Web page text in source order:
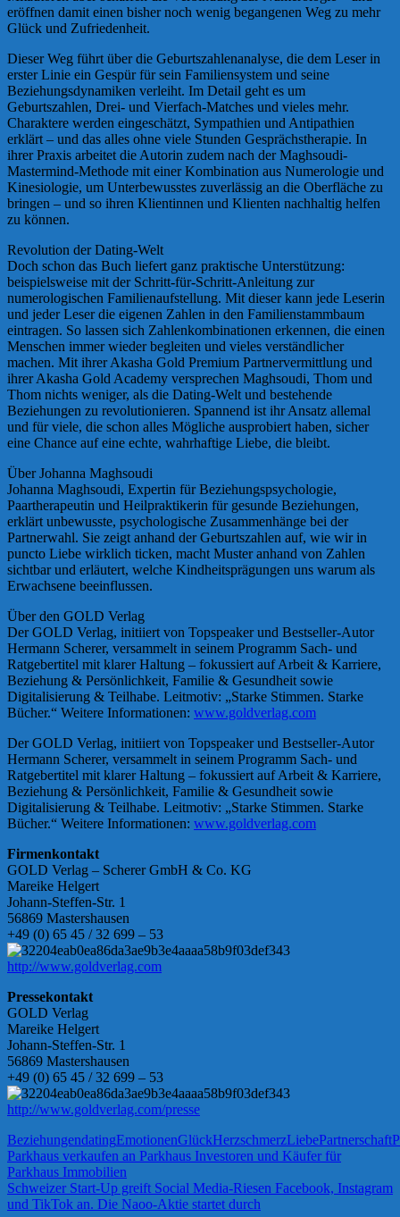
eröffnen damit einen bisher noch wenig begangenen Weg zu mehr
Glück und Zufriedenheit.
Dieser Weg führt über die Geburtszahlenanalyse, die dem Leser in
erster Linie ein Gespür für sein Familiensystem und seine
Beziehungsdynamiken verleiht. Im Detail geht es um
Geburtszahlen, Drei- und Vierfach-Matches und vieles mehr.
Charaktere werden eingeschätzt, Sympathien und Antipathien
erklärt – und das alles ohne viele Stunden Gesprächstherapie. In
ihrer Praxis arbeitet die Autorin zudem nach der Maghsoudi-
Mastermind-Methode mit einer Kombination aus Numerologie und
Kinesiologie, um Unterbewusstes zuverlässig an die Oberfläche zu
bringen – und so ihren Klientinnen und Klienten nachhaltig helfen
zu können.
Revolution der Dating-Welt
Doch schon das Buch liefert ganz praktische Unterstützung:
beispielsweise mit der Schritt-für-Schritt-Anleitung zur
numerologischen Familienaufstellung. Mit dieser kann jede Leserin
und jeder Leser die eigenen Zahlen in den Familienstammbaum
eintragen. So lassen sich Zahlenkombinationen erkennen, die einen
Menschen immer wieder begleiten und vieles verständlicher
machen. Mit ihrer Akasha Gold Premium Partnervermittlung und
ihrer Akasha Gold Academy versprechen Maghsoudi, Thom und
Thom nichts weniger, als die Dating-Welt und bestehende
Beziehungen zu revolutionieren. Spannend ist ihr Ansatz allemal
und für viele, die schon alles Mögliche ausprobiert haben, sicher
eine Chance auf eine echte, wahrhaftige Liebe, die bleibt.
Über Johanna Maghsoudi
Johanna Maghsoudi, Expertin für Beziehungspsychologie,
Paartherapeutin und Heilpraktikerin für gesunde Beziehungen,
erklärt unbewusste, psychologische Zusammenhänge bei der
Partnerwahl. Sie zeigt anhand der Geburtszahlen auf, wie wir in
puncto Liebe wirklich ticken, macht Muster anhand von Zahlen
sichtbar und erläutert, welche Kindheitsprägungen uns warum als
Erwachsene beeinflussen.
Über den GOLD Verlag
Der GOLD Verlag, initiiert von Topspeaker und Bestseller-Autor
Hermann Scherer, versammelt in seinem Programm Sach- und
Ratgebertitel mit klarer Haltung – fokussiert auf Arbeit & Karriere,
Beziehung & Persönlichkeit, Familie & Gesundheit sowie
Digitalisierung & Teilhabe. Leitmotiv: „Starke Stimmen. Starke
Bücher.“ Weitere Informationen: www.goldverlag.com
Der GOLD Verlag, initiiert von Topspeaker und Bestseller-Autor
Hermann Scherer, versammelt in seinem Programm Sach- und
Ratgebertitel mit klarer Haltung – fokussiert auf Arbeit & Karriere,
Beziehung & Persönlichkeit, Familie & Gesundheit sowie
Digitalisierung & Teilhabe. Leitmotiv: „Starke Stimmen. Starke
Bücher.“ Weitere Informationen: www.goldverlag.com
Firmenkontakt
GOLD Verlag – Scherer GmbH & Co. KG
Mareike Helgert
Johann-Steffen-Str. 1
56869 Mastershausen
+49 (0) 65 45 / 32 699 – 53
http://www.goldverlag.com
Pressekontakt
GOLD Verlag
Mareike Helgert
Johann-Steffen-Str. 1
56869 Mastershausen
+49 (0) 65 45 / 32 699 – 53
http://www.goldverlag.com/presse
BeziehungendatingEmotionenGlückHerzschmerzLiebePartnerschaft
Beitragsnavigation
Vorheriger
Beitrag:
Parkhaus verkaufen an Parkhaus Investoren und Käufer für
Parkhaus Immobilien
Nächster
Beitrag:
Schweizer Start-Up greift Social Media-Riesen Facebook, Instagram
und TikTok an. Die Naoo-Aktie startet durch